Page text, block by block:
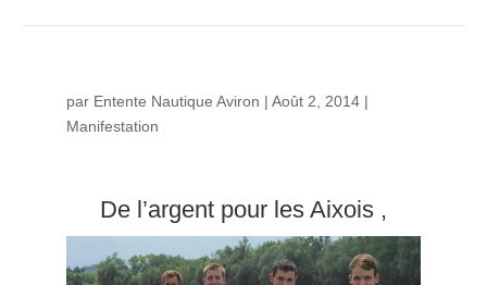
par Entente Nautique Aviron | Août 2, 2014|
Manifestation
De l’argent pour les Aixois ,